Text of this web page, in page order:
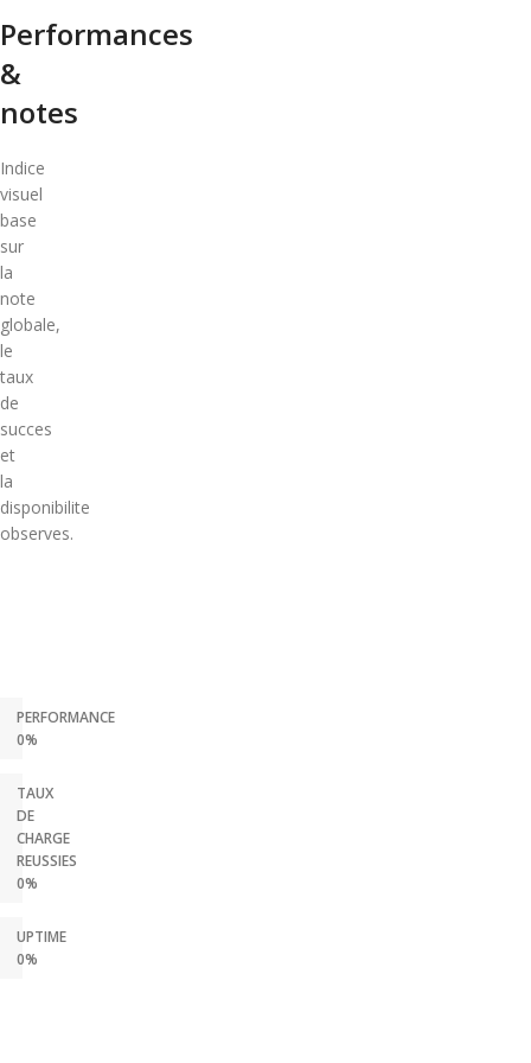
Performances
&
notes
Indice
visuel
base
sur
la
note
globale,
le
taux
de
succes
et
la
disponibilite
observes.
PERFORMANCE
0%
TAUX
DE
CHARGE
REUSSIES
0%
UPTIME
0%